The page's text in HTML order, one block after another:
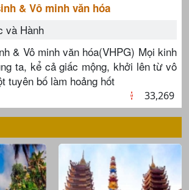
& Vô minh văn hóa
và Hành
& Vô minh văn hóa(VHPG) Mọi kinh
ta, kể cả giấc mộng, khởi lên từ vô
tuyên bố làm hoảng hốt
33,269